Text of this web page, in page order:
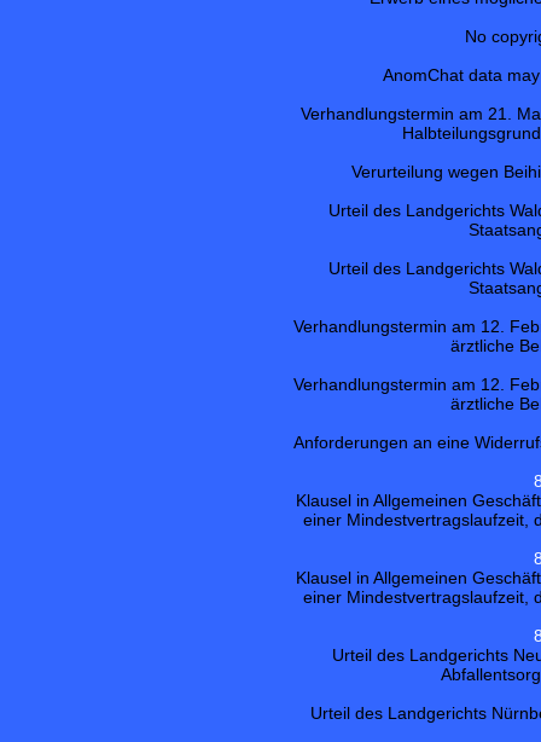
No
AnomChat data
Verhandlungstermin am 21.
Verurteilung wegen
Urteil des Landgerichts
Urteil des Landgerichts
Verhandlungstermin am 12.
ärztliche
Verhandlungstermin am 12.
ärztliche
Anforderungen an eine
Klausel in Allgemeinen
einer Mindestvertragslaufzeit,
Klausel in Allgemeinen
einer Mindestvertragslaufzeit,
Urteil des Landgerichts
Urteil des Landgerichts